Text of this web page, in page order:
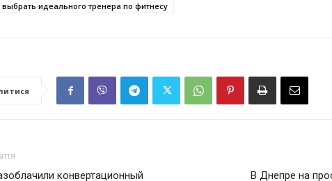
выбрать идеального тренера по фитнесу
конвертационный
В Днепре на